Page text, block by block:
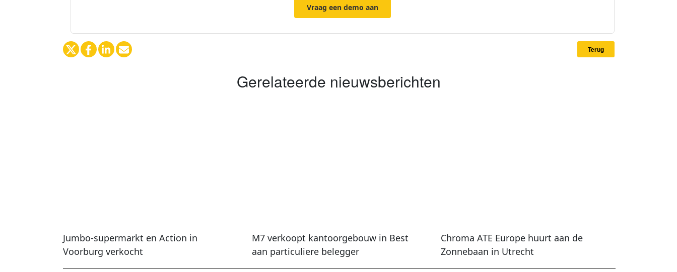
Vraag een demo aan
Terug
Gerelateerde nieuwsberichten
Jumbo-supermarkt en Action in
Voorburg verkocht
M7 verkoopt kantoorgebouw in Best
aan particuliere belegger
Chroma ATE Europe huurt aan de
Zonnebaan in Utrecht